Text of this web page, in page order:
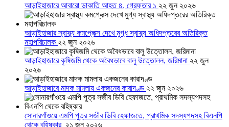
আড়াইহাজারে আবারো ডাকাতি আহত ৪, গ্রেফতার ১ ২২ জুন ২০২৬
আড়াইহাজার স্বাস্থ্য কমপ্লেক্স দেখে মুগ্ধ স্বাস্থ্য অধিদপ্তরের অতিরিক্ত
মহাপরিচালক ২২ জুন ২০২৬
আড়াইহাজারে কৃষিজমি থেকে অবৈধভাবে বালু উত্তোলন, জরিমানা ২২ জুন
২০২৬
আড়াইহাজারে মাদক মামলায় একজনের কারাদণ্ড ২২ জুন ২০২৬
সোনারগাঁওয়ে এমপি পুত্র সজীব ডিবি হেফাজতে, প্রাথমিক সদস্যপদসহ বিএনপি
থেকে বহিষ্কার ২১ জুন ২০২৬